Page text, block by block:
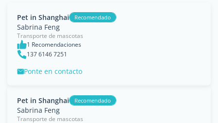
Pet in Shanghai Recomendado
Sabrina Feng
Transporte de mascotas
1 Recomendaciones
137 6146 7251
Ponte en contacto
Pet in Shanghai Recomendado
Sabrina Feng
Transporte de mascotas